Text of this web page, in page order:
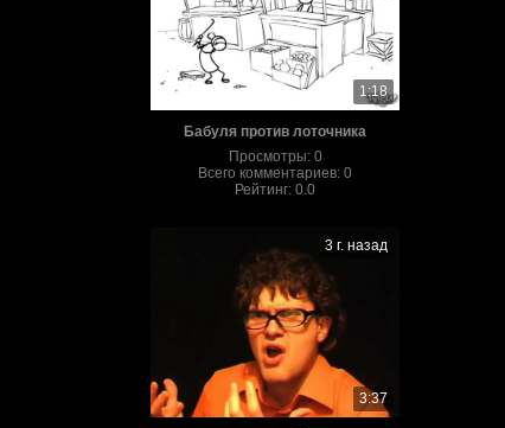
1:18
Бабуля против лоточника
Просмотры: 0
Всего комментариев: 0
Рейтинг: 0.0
3 г. назад
3:37